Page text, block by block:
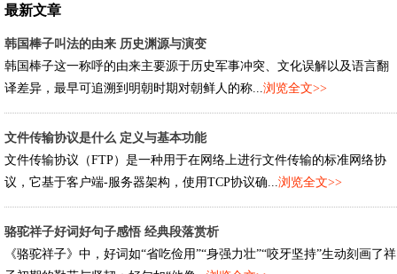
最新文章
韩国棒子叫法的由来 历史渊源与演变
韩国棒子这一称呼的由来主要源于历史军事冲突、文化误解以及语言翻
译差异，最早可追溯到明朝时期对朝鲜人的称...浏览全文>>
文件传输协议是什么 定义与基本功能
文件传输协议（FTP）是一种用于在网络上进行文件传输的标准网络协
议，它基于客户端-服务器架构，使用TCP协议确...浏览全文>>
骆驼祥子好词好句子感悟 经典段落赏析
《骆驼祥子》中，好词如“省吃俭用”“身强力壮”“咬牙坚持”生动刻画了祥